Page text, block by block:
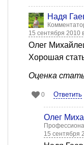
Надя
15 сентября 2010
Олег
Хорошая
Оценка
0 Ответить
Олег
15 сентября